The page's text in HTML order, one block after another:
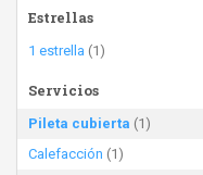
Estrellas
1 estrella (1)
Servicios
Pileta cubierta (1)
Calefacción (1)